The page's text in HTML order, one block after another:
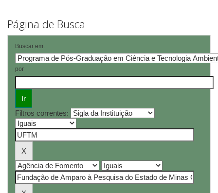
Página de Busca
Buscar em:
por
Filtros correntes: